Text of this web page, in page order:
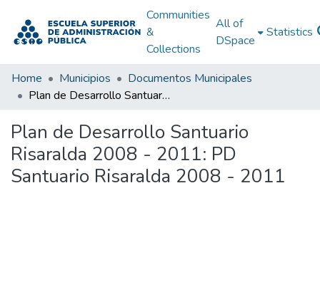
Communities
&
Collections
All of
DSpace
Statistics
Home Municipios
Documentos Municipales
Plan de Desarrollo Santuario Risaralda 2008 - 2011: PD Santuario Risaralda 2008 - 2011
Plan de Desarrollo Santuario
Risaralda 2008 - 2011: PD
Santuario Risaralda 2008 - 2011